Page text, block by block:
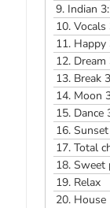
9. Indian
10.Vocals
11. Happy
12. Dream
13. Break
14. Moon
15. Dance
16.
17.Total
18.Sweet
19. Relax
20. House